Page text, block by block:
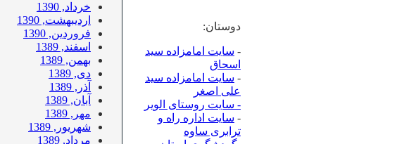
دوستان:
- سایت امامزاده سید
اسحاق
- سایت امامزاده سید
علی اصغر
- سایت روستای الویر
- سایت اداره راه و
ترابری ساوه
خرداد, 1390
اردیبهشت, 1390
فروردین, 1390
اسفند, 1389
بهمن, 1389
دی, 1389
آذر, 1389
آبان, 1389
مهر, 1389
شهریور, 1389
مرداد, 1389